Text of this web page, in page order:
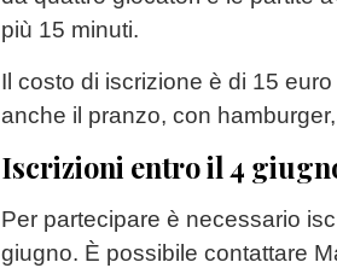
più 15 minuti.
Il costo di iscrizione è di 15
anche il pranzo, con
Iscrizioni entro il 4
Per partecipare è necessario
giugno. È possibile contattare